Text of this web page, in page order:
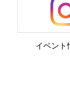
イベント